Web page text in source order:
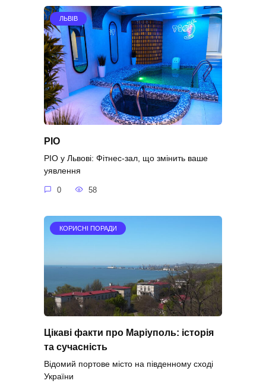
ЛЬВІВ
РІО
РІО у Львові: Фітнес-зал, що змінить ваше
уявлення
0 58
КОРИСНІ ПОРАДИ
Цікаві факти про Маріуполь: історія
та сучасність
Відомий портове місто на південному сході
України